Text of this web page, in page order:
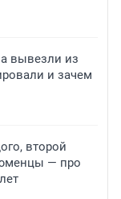
вывезли из
и зачем
второй
— про